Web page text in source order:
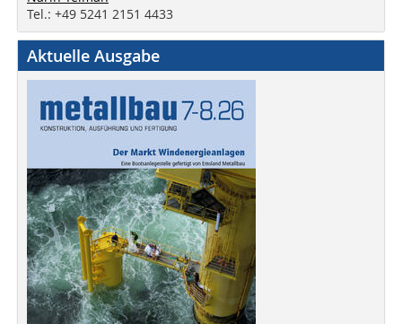
Tel.: +49 5241 2151 4433
Aktuelle Ausgabe